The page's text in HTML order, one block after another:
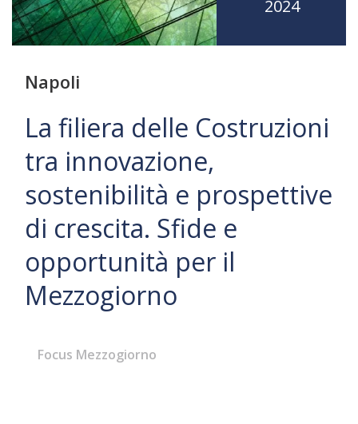
2024
Napoli
La filiera delle Costruzioni
tra innovazione,
sostenibilità e prospettive
di crescita. Sfide e
opportunità per il
Mezzogiorno
Focus Mezzogiorno